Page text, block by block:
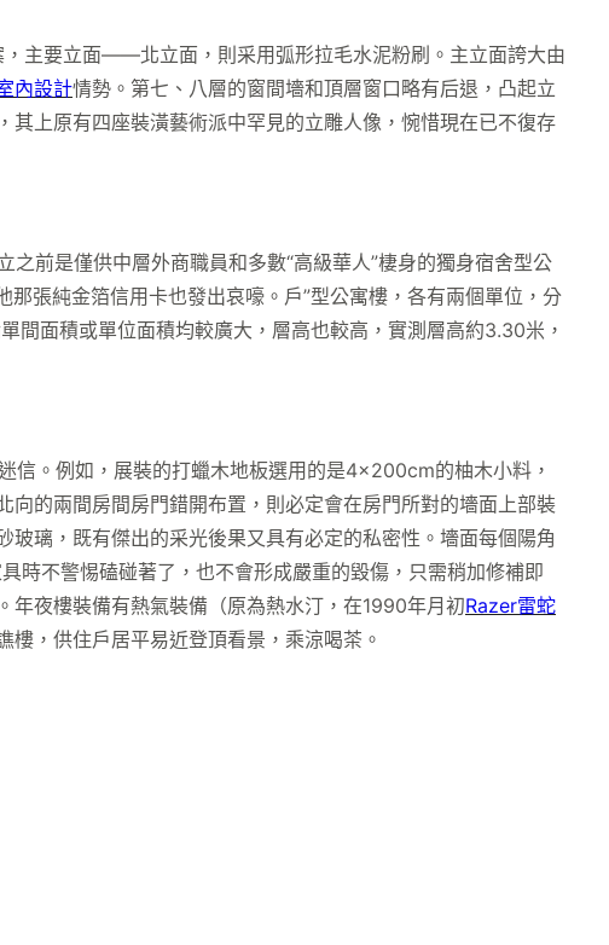
主要立面——北立面，則采用弧形拉毛水泥粉刷。主立面誇大由
內設計情勢。第七、八層的窗間墻和頂層窗口略有后退，凸起立
上原有四座裝潢藝術派中罕見的立雕人像，惋惜現在已不復存
前是僅供中層外商職員和多數“高級華人”棲身的獨身宿舍型公
張純金箔信用卡也發出哀嚎。戶”型公寓樓，各有兩個單位，分
間面積或單位面積均較廣大，層高也較高，實測層高約3.30米，
信。例如，展裝的打蠟木地板選用的是4×200cm的柚木小料，
的兩間房間房門錯開布置，則必定會在房門所對的墻面上部裝
璃，既有傑出的采光後果又具有必定的私密性。墻面每個陽角
時不警惕磕碰著了，也不會形成嚴重的毀傷，只需稍加修補即
年夜樓裝備有熱氣裝備（原為熱水汀，在1990年月初Razer雷蛇
，供住戶居平易近登頂看景，乘涼喝茶。